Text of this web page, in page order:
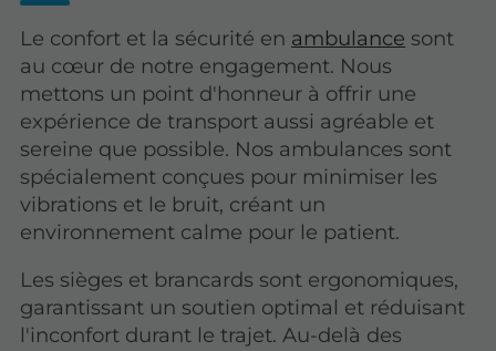
Le confort et la sécurité en ambulance sont
au cœur de notre engagement. Nous
mettons un point d'honneur à offrir une
expérience de transport aussi agréable et
sereine que possible. Nos ambulances sont
spécialement conçues pour minimiser les
vibrations et le bruit, créant un
environnement calme pour le patient.
Les sièges et brancards sont ergonomiques,
garantissant un soutien optimal et réduisant
l'inconfort durant le trajet. Au-delà des